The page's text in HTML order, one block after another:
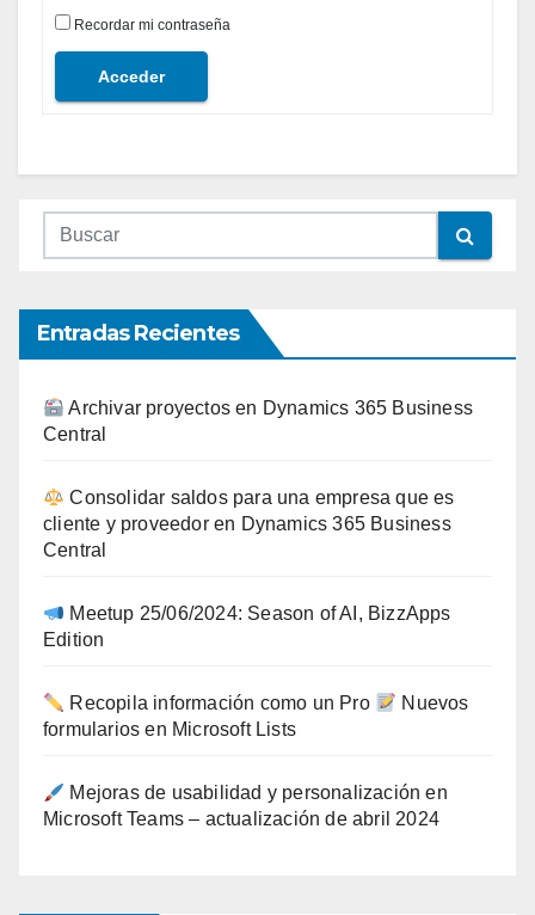
Recordar mi contraseña
Acceder
Entradas Recientes
Archivar proyectos en Dynamics 365 Business
Central
Consolidar saldos para una empresa que es
cliente y proveedor en Dynamics 365 Business
Central
Meetup 25/06/2024: Season of AI, BizzApps
Edition
Recopila información como un Pro
Nuevos
formularios en Microsoft Lists
Mejoras de usabilidad y personalización en
Microsoft Teams – actualización de abril 2024